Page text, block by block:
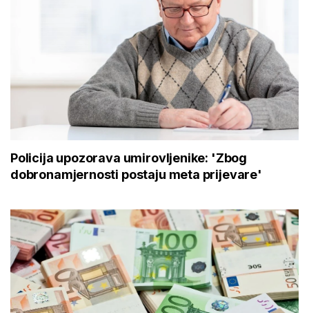
Policija upozorava umirovljenike: 'Zbog
dobronamjernosti postaju meta prijevare'